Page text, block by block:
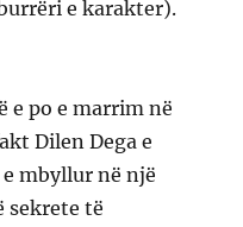
e karakter).
e po e marrim në
Dilen Dega e
mbyllur në një
sekrete të